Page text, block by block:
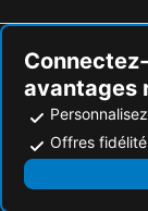
avantages
Offres